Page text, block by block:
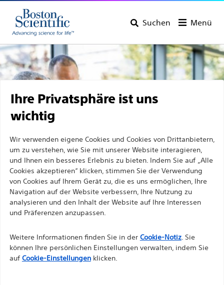
Suchen Menü
Entdecken Sie Boston
Scientific
Produkte anzeigen
Ihre Privatsphäre ist uns
wichtig
Wir verwenden eigene Cookies und Cookies von Drittanbietern,
um zu verstehen, wie Sie mit unserer Website interagieren,
und Ihnen ein besseres Erlebnis zu bieten. Indem Sie auf „Alle
Cookies akzeptieren“ klicken, stimmen Sie der Verwendung
von Cookies auf Ihrem Gerät zu, die es uns ermöglichen, Ihre
Navigation auf der Website verbessern, Ihre Nutzung zu
analysieren und den Inhalt der Website auf Ihre Interessen
und Präferenzen anzupassen.
Weitere Informationen finden Sie in der Cookie-Notiz. Sie
können Ihre persönlichen Einstellungen verwalten, indem Sie
aufCookie-Einstellungenklicken.